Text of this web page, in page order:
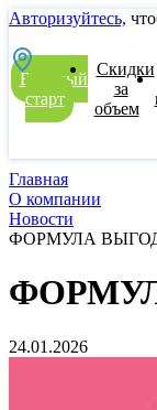
Авторизуйтесь,
Быстрый
старт
Скидки
за
объем
Главная
О компании
Новости
ФОРМУЛА
24.01.2026